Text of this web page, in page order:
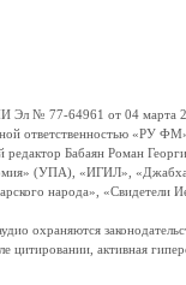
№ 77-64961 от 04 марта
ответственностью «РУ
Бабаян Роман
армия» (УПА), «ИГИЛ»,
народа», «Свидетели
охраняются
активная